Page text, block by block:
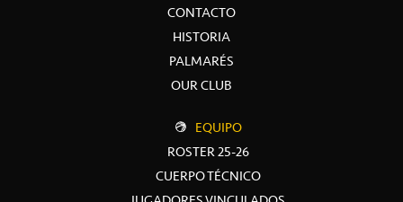
CONTACTO
HISTORIA
PALMARÉS
OUR CLUB
EQUIPO
ROSTER 25-26
CUERPO TÉCNICO